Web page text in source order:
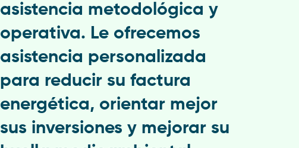
asistencia metodológica y
operativa. Le ofrecemos
asistencia personalizada
para reducir su factura
energética, orientar mejor
sus inversiones y mejorar su